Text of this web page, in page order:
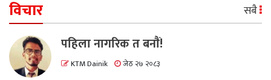
विचार सबै
पहिला नागरिक त बनाैं!
KTM Dainik जेठ २७ २०८३